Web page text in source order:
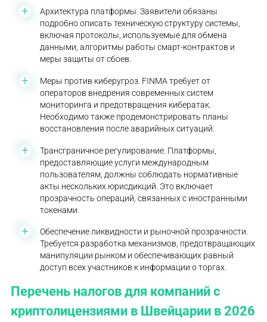
Архитектура платформы. Заявители обязаны
подробно описать техническую структуру системы,
включая протоколы, используемые для обмена
данными, алгоритмы работы смарт-контрактов и
меры защиты от сбоев.
Меры против киберугроз. FINMA требует от
операторов внедрения современных систем
мониторинга и предотвращения кибератак.
Необходимо также продемонстрировать планы
восстановления после аварийных ситуаций.
Трансграничное регулирование. Платформы,
предоставляющие услуги международным
пользователям, должны соблюдать нормативные
акты нескольких юрисдикций. Это включает
прозрачность операций, связанных с иностранными
токенами.
Обеспечение ликвидности и рыночной прозрачности.
Требуется разработка механизмов, предотвращающих
манипуляции рынком и обеспечивающих равный
доступ всех участников к информации о торгах.
Перечень налогов для компаний с
криптолицензиями в Швейцарии в 2026